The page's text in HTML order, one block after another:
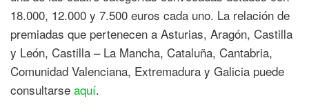
18.000, 12.000 y 7.500 euros cada uno. La relación de
premiadas que pertenecen a Asturias, Aragón, Castilla
y León, Castilla – La Mancha, Cataluña, Cantabria,
Comunidad Valenciana, Extremadura y Galicia puede
consultarse aquí.